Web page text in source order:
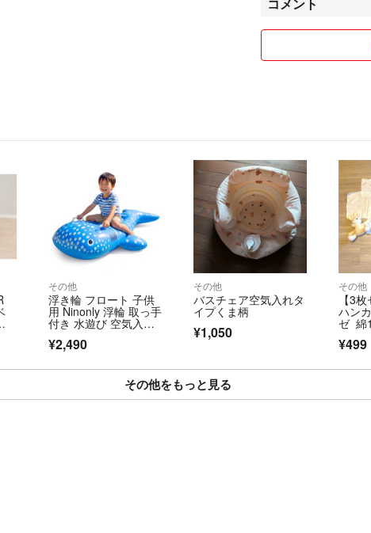
ご覧いただきありが
※ペット・喫煙者は
🍀なるべくお求めや
を使用いたします。
🍀子供の成長スピー
機会のなかったお洋
検品などに不備があ
📮配送方法について📮
送料込みでの出品が
勝手言いますが、な
普通郵便など追跡や
ご心配な方は別途送
コメント
その他
浮き輪 フロート 子供
用 Ninonly 浮輪 取っ手
付き 水遊び 空気入
¥2,490
その他
バスチェア空気入れタ
イプくま柄
¥1,050
その他
【3
ハン
ゼ 綿
¥499
その他をもっと見る